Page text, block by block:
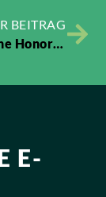
BEITRAG
Pädagogische Honorarkraft gesucht
E-